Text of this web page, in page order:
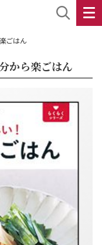
ごはん
から楽ごはん